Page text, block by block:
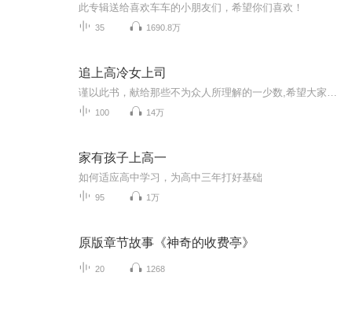
此专辑送给喜欢车车的小朋友们，希望你们喜欢！
35 1690.8万
追上高冷女上司
100 14万
家有孩子上高一
如何适应高中学习，为高中三年打好基础
95 1万
原版章节故事《神奇的收费亭》
20 1268